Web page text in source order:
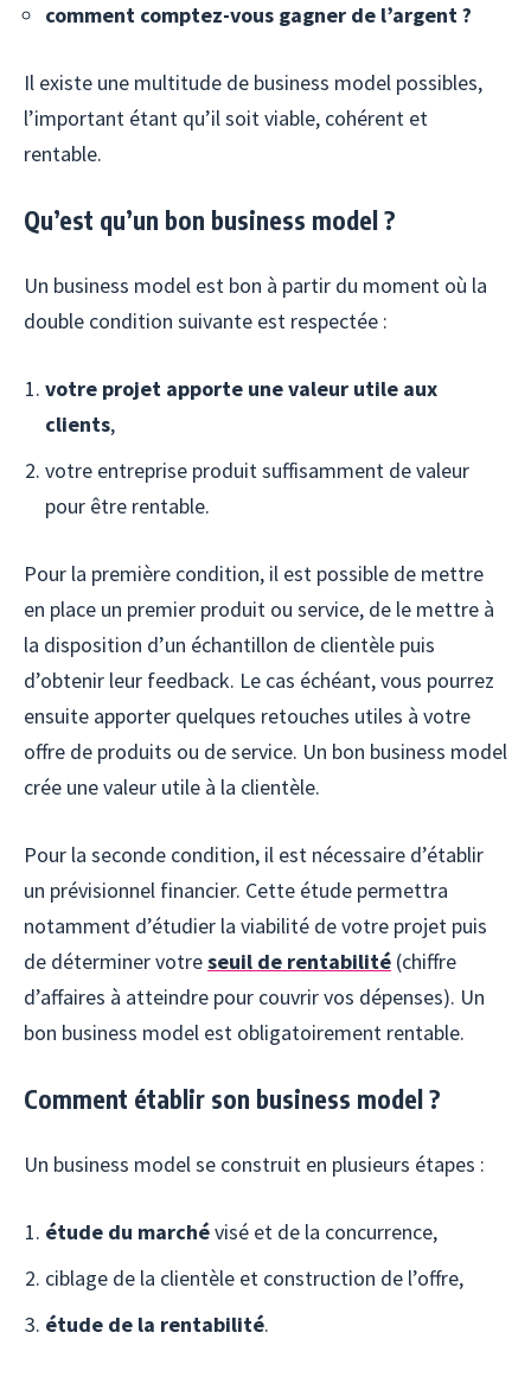
comment comptez-vous gagner de l’argent ?
Il existe une multitude de business model possibles,
l’important étant qu’il soit viable, cohérent et
rentable.
Qu’est qu’un bon business model ?
Un business model est bon à partir du moment où la
double condition suivante est respectée :
votre projet apporte une valeur utile aux
clients,
votre entreprise produit suffisamment de valeur
pour être rentable.
Pour la première condition, il est possible de mettre
en place un premier produit ou service, de le mettre à
la disposition d’un échantillon de clientèle puis
d’obtenir leur feedback. Le cas échéant, vous pourrez
ensuite apporter quelques retouches utiles à votre
offre de produits ou de service. Un bon business model
crée une valeur utile à la clientèle.
Pour la seconde condition, il est nécessaire d’établir
un prévisionnel financier. Cette étude permettra
notamment d’étudier la viabilité de votre projet puis
de déterminer votreseuil de rentabilité (chiffre
d’affaires à atteindre pour couvrir vos dépenses). Un
bon business model est obligatoirement rentable.
Comment établir son business model ?
Un business model se construit en plusieurs étapes :
étude du marchévisé et de la concurrence,
ciblage de la clientèle et construction de l’offre,
étude de la rentabilité.